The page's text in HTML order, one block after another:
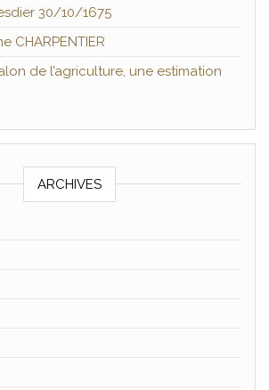
30/10/1675
CHARPENTIER
de l’agriculture, une estimation
ARCHIVES